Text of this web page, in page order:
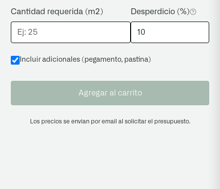
Cantidad requerida (m2) Desperdicio (%)
Incluir adicionales (pegamento, pastina)
Agregar al carrito
Los precios se envian por email al solicitar el presupuesto.